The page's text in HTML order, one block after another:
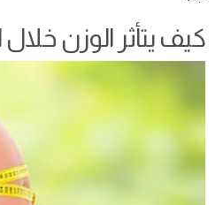
كيف يتأثر الوزن